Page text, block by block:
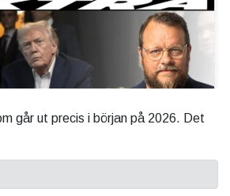
går ut precis i början på 2026. Det